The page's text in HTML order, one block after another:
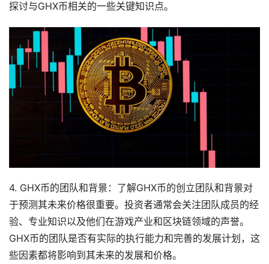
探讨与GHX币相关的一些关键知识点。
4. GHX币的团队和背景：了解GHX币的创立团队和背景对
于预测其未来价格很重要。投资者通常会关注团队成员的经
验、专业知识以及他们在游戏产业和区块链领域的声誉。
GHX币的团队是否有实际的执行能力和完善的发展计划，这
些因素都将影响到其未来的发展和价格。